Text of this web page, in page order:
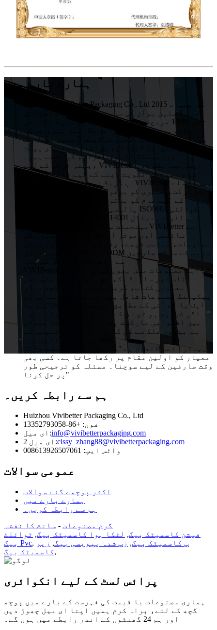
ہمارے بارے میں
HuiZhou VIVIBetter Packaging Co., Ltd کی بنیاد 2015
میں 1 ملین یوآن کی سرمایہ کاری سے رکھی گئی
ماہرین سمیت 50 سے زائد ملازمین ہیں، جن کی
پیداوار کی سالانہ مجموعی قیمت 5 ملین یوآن تک
پہنچ گئی۔ہم ڈیزائن، پرنٹنگ سے لے کر پوسٹ
پروسیسنگ تک سروس فراہم کر سکتے ہیں۔
بہتر ترقی کے لیے، VIVIBetter اپنی مسابقت اور
اثر و رسوخ کو تقویت دینے کے لیے جامع طور پر
اپ گریڈ اور اصلاحات کرے گا۔VIVIBetter پورے عملے
کی شرکت، بہتری کو برقرار رکھنے اور ہر گاہک
کے لیے عزم کو برقرار رکھنے کی معیار کی
پالیسی پر اصرار کرتا ہے۔ہم ISO9001 کوالٹی
مینجمنٹ سسٹم قائم کر رہے ہیں۔VIVIBetter نے
سائنسی اور موثر انتظام، اعلیٰ معیار کی
مصنوعات، مناسب قیمت، وقت کی پابندی اور موثر
سروس بشمول OEM اور ODM سروس کے ساتھ صارفین
سے اچھی شہرت حاصل کی ہے۔
کتاب اور ساؤنڈ بک، ٹچ بک، پاپ اپ بک، غیر
معمولی کتاب، گریٹنگ کارڈ اور کچھ دیگر
پیکیجنگ مصنوعات شامل ہیں۔ہم صارفین سے پی ڈی
ایف یا اے آئی کے مطابق مصنوعات بناتے ہیں یا
اگر ضروری ہو تو ان کے لیے ڈیزائن کرتے ہیں۔
بین الاقوامی مارکیٹ ہماری اہم جنگ کا میدان
ہے. بیرون ملک سے کل کاروبار ہماری کمپنی کے
ہمارا نصب العین ہے "کسٹمر ہمارا خدا ہے اور
معیار کو اولین مقام پر رکھا جاتا ہے۔ کسی بھی
وقت صارفین کے لیے سوچنا۔ مسئلہ کو ترجیحی طور
پر حل کرنا"
ہم سے رابطہ کریں۔
Huizhou Vivibetter Packaging Co., Ltd
فون: +86-13352793058
ای میل:info@vivibetterpackaging.com
ای میل 2:cissy_zhang88@vivibetterpackaging.com
واٹس ایپ: 008613926507061
عمومی سوالات
اکثر پوچھے گئے سوالات
ہمارے بارے میں
ہم سے رابطہ کریں۔
گرم مصنوعات - سائٹ کا نقشہ
فیشن کاسمیٹک بیگ, لٹکا ہوا کاسمیٹک بیگ, ٹوائلٹ
بیگ Pvc, پ کاسمیٹک بیگ, زپ شدہ پیویسی بیگ, زپر
کاسمیٹک بیگ,
پرائس لسٹ کے لیے انکوائری
ہماری مصنوعات یا قیمت کی فہرست کے بارے میں پوچھ
گچھ کے لئے، براہ کرم ہمیں اپنا ای میل چھوڑ دیں
اور ہم 24 گھنٹوں کے اندر رابطے میں ہوں گے۔